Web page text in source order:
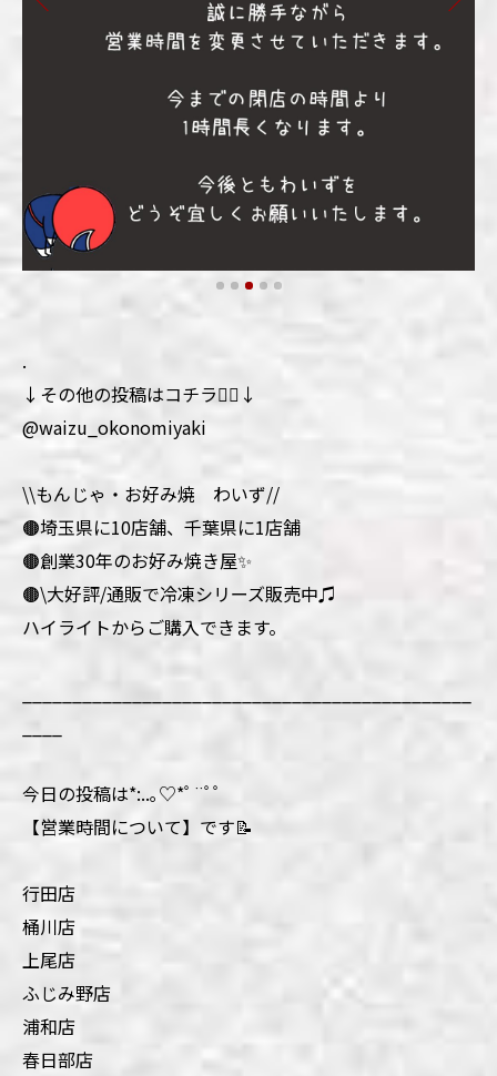
.
↓その他の投稿はコチラ💁‍♀️↓
@waizu_okonomiyaki
\\もんじゃ・お好み焼 わいず//
🟤埼玉県に10店舗、千葉県に1店舗
🟤創業30年のお好み焼き屋✨
🟤\大好評/通販で冷凍シリーズ販売中♫
ハイライトからご購入できます。
今日の投稿は*:..｡♡*ﾟ¨ﾟﾟ
【営業時間について】です📝
行田店
桶川店
上尾店
ふじみ野店
浦和店
春日部店